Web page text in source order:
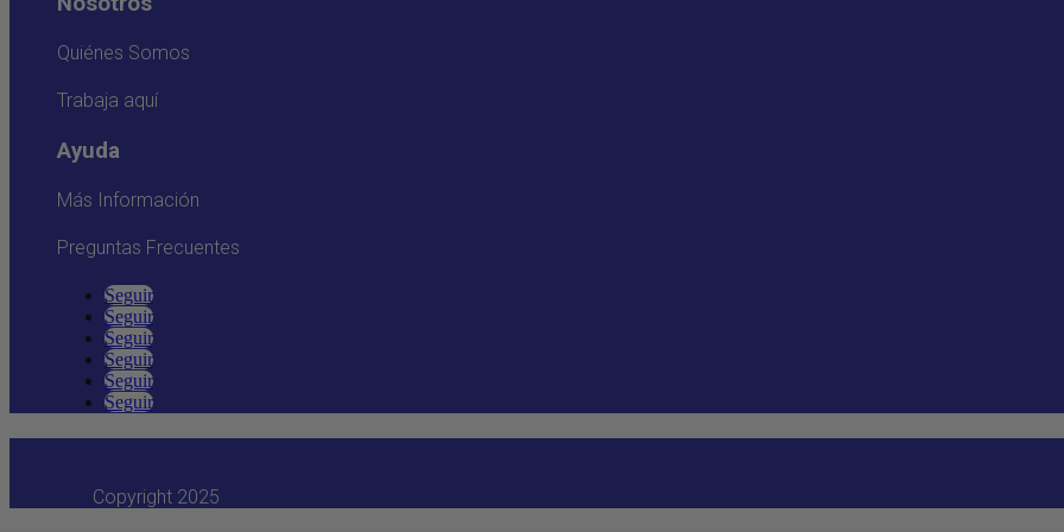
Quiénes Somos
Trabaja aquí
Ayuda
Más Información
Preguntas Frecuentes
Seguir
Seguir
Seguir
Seguir
Seguir
Seguir
Copyright 2025